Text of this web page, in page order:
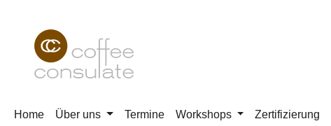
Home Über uns Termine Workshops Zertifizierung